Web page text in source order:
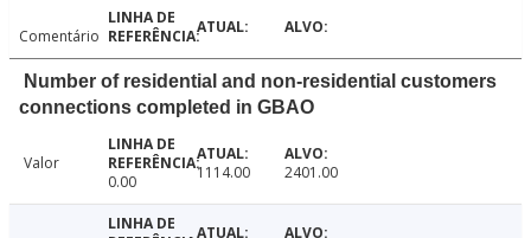
Comentário
Number of residential and non-residential customers
connections completed in GBAO
Valor
0.00
1114.00 2401.00